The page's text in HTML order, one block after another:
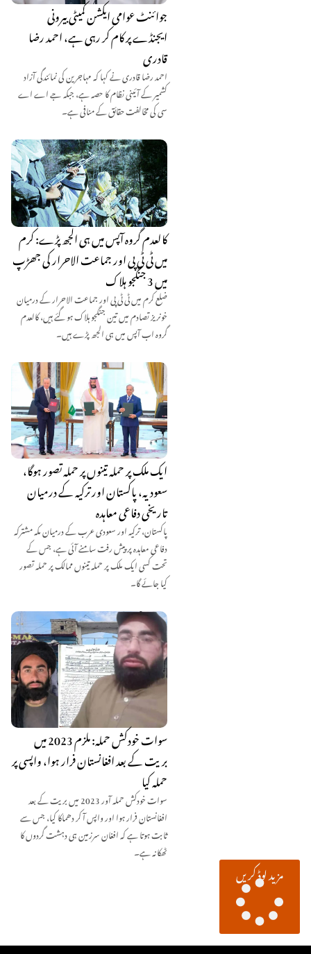
جوائنٹ عوامی ایکشن کمیٹی بیرونی
ایجنڈے پر کام کر رہی ہے، احمد رضا
قادری
احمد رضا قادری نے کہا کہ مہاجرین کی نمائندگی آزاد
کشمیر کے آئینی نظام کا حصہ ہے، جبکہ جے اے اے
سی کی مخالفت حقائق کے منافی ہے۔
کالعدم گروہ آپس میں ہی الجھ پڑے: کرم
میں ٹی ٹی پی اور جماعت الاحرار کی جھڑپ
میں 3 جنگجو ہلاک
ضلع کرم میں ٹی ٹی پی اور جماعت الاحرار کے درمیان
خونریز تصادم میں تین جنگجو ہلاک ہو گئے ہیں، کالعدم
گروہ اب آپس میں ہی الجھ پڑے ہیں۔
ایک ملک پر حملہ تینوں پر حملہ تصور ہوگا،
سعودیہ، پاکستان اور ترکیہ کے درمیان
تاریخی دفاعی معاہدہ
پاکستان، ترکیہ اور سعودی عرب کے درمیان مکہ مشترکہ
دفاعی معاہدہ پر پیش رفت سامنے آئی ہے، جس کے
تحت کسی ایک ملک پر حملہ تینوں ممالک پر حملہ تصور
کیا جائے گا۔
سوات خودکش حملہ: ملزم 2023 میں
بریت کے بعد افغانستان فرار ہوا، واپسی پر
حملہ کیا
سوات خودکش حملہ آور 2023 میں بریت کے بعد
افغانستان فرار ہوا اور واپس آ کر دھماکا کیا، جس سے
ثابت ہوتا ہے کہ افغان سرزمین ہی دہشت گردوں کا
ٹھکانہ ہے۔
مزید لوڈ کریں